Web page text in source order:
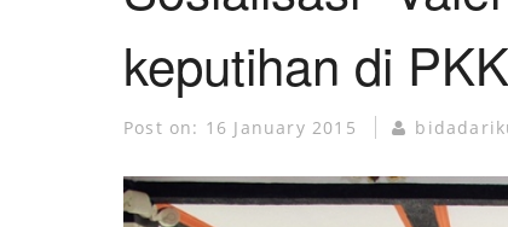
MUSEUM KANKER
keputihan di
Post on: 16 January 2015